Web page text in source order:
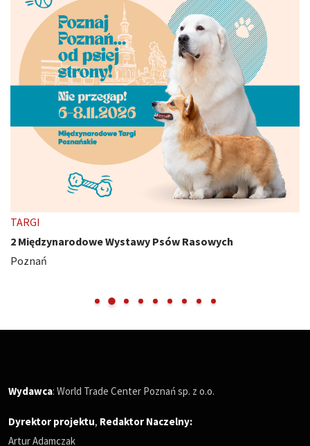
TARGI
2 Międzynarodowe Wystawy Psów Rasowych
Poznań
Wydawca: World Trade Center Poznań sp. z o.o.
Dyrektor projektu, Redaktor Naczelny:
Artur Adamczak